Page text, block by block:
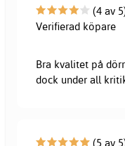
(4 av
Verifierad köpare
Bra kvalitet på
dock under all
(5 av